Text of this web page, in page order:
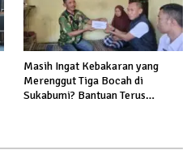
Masih Ingat Kebakaran yang
Merenggut Tiga Bocah di
Sukabumi? Bantuan Terus